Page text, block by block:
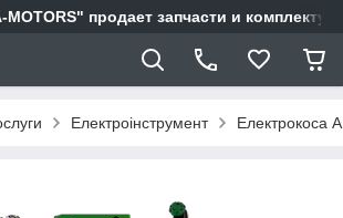
MOTORS" продает запчасти и
Електроінструмент Електрокоса